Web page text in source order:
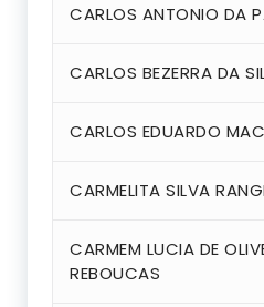
CARLOS ANTONIO DA
CARLOS BEZERRA DA
CARLOS EDUARDO
CARMELITA SILVA
CARMEM LUCIA DE
REBOUCAS